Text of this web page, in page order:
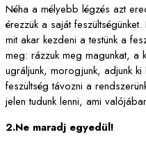
Néha a mélyebb légzés azt
érezzük a saját
mit akar kezdeni a testünk a
meg: rázzuk meg magunkat, a
ugráljunk, morogjunk, adjunk
feszültség távozni a
jelen tudunk lenni, ami
2.Ne maradj egyedül!